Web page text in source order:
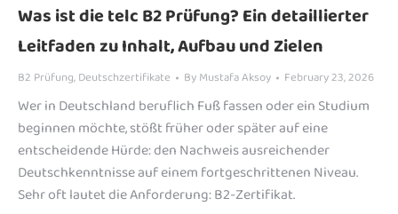
Was ist die telc B2 Prüfung? Ein detaillierter
Leitfaden zu Inhalt, Aufbau und Zielen
B2 Prüfung,Deutschzertifikate ByMustafa Aksoy February 23, 2026
Wer in Deutschland beruflich Fuß fassen oder ein Studium
beginnen möchte, stößt früher oder später auf eine
entscheidende Hürde: den Nachweis ausreichender
Deutschkenntnisse auf einem fortgeschrittenen Niveau.
Sehr oft lautet die Anforderung: B2-Zertifikat.